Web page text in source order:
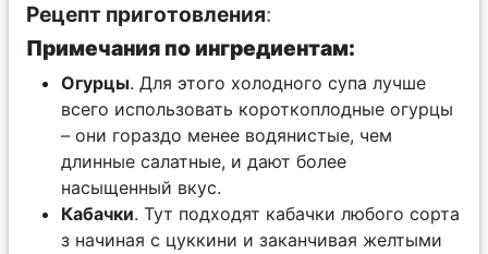
Рецепт приготовления:
Примечания по ингредиентам:
Огурцы. Для этого холодного супа лучше
всего использовать короткоплодные огурцы
– они гораздо менее водянистые, чем
длинные салатные, и дают более
насыщенный вкус.
Кабачки. Тут подходят кабачки любого сорта
з начиная с цуккини и заканчивая желтыми